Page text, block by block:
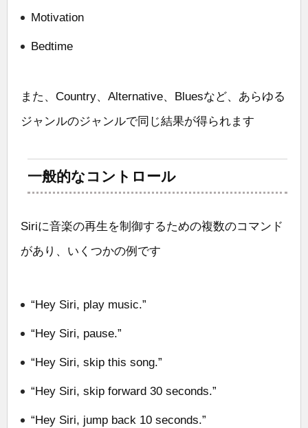
Motivation
Bedtime
また、Country、Alternative、Bluesなど、あらゆる
ジャンルのジャンルで同じ結果が得られます
一般的なコントロール
Siriに音楽の再生を制御するための複数のコマンド
があり、いくつかの例です
“Hey Siri, play music.”
“Hey Siri, pause.”
“Hey Siri, skip this song.”
“Hey Siri, skip forward 30 seconds.”
“Hey Siri, jump back 10 seconds.”